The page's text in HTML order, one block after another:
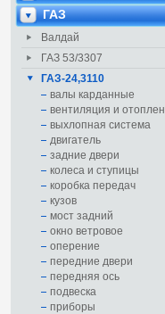
ГАЗ
Валдай
ГАЗ 53/3307
ГАЗ-24,3110
валы карданные
вентиляция и
выхлопная система
двигатель
задние двери
колеса и ступицы
коробка передач
кузов
мост задний
окно ветровое
оперение
передние двери
передняя ось
подвеска
приборы